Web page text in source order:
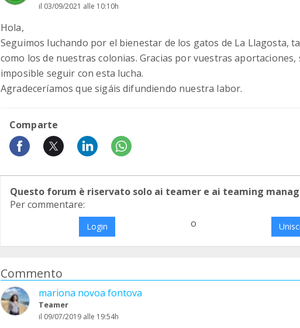
il 03/09/2021 alle 10:10h
Hola,
Seguimos luchando por el bienestar de los gatos de La Llagosta,
como los de nuestras colonias. Gracias por vuestras aportaciones,
imposible seguir con esta lucha.
Agradeceríamos que sigáis difundiendo nuestra labor.
Comparte
Questo forum è riservato solo ai teamer e ai teaming
Per commentare:
Login o
Commento
mariona novoa fontova
Teamer
il 09/07/2019 alle 19:54h